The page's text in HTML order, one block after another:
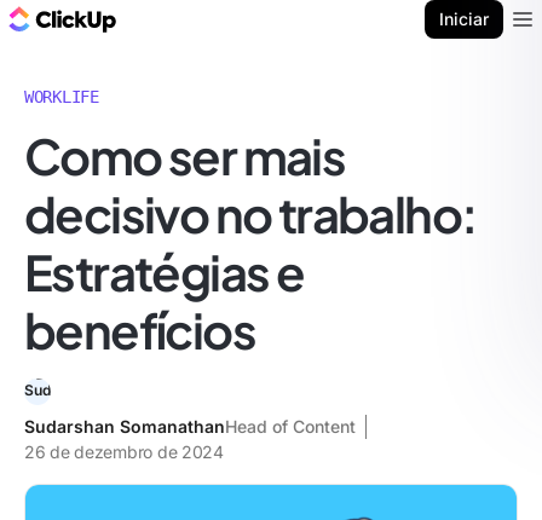
Iniciar
WORKLIFE
Como ser mais
decisivo no trabalho:
Estratégias e
benefícios
Sudarshan SomanathanHead of Content
26 de dezembro de 2024